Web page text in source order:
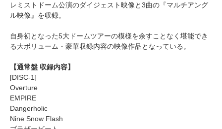
レミストドーム公演のダイジェスト映像と3曲の『マルチアング
ル映像』を収録。
自身初となった5大ドームツアーの模様を余すことなく堪能でき
る大ボリューム・豪華収録内容の映像作品となっている。
【通常盤 収録内容】
[DISC-1]
Overture
EMPIRE
Dangerholic
Nine Snow Flash